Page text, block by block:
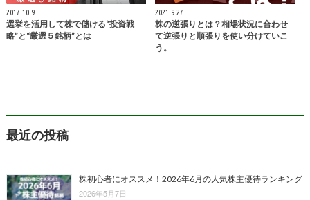
2017.10.9
選挙を活用して株で儲ける“投資戦
略”と“厳選５銘柄”とは
2021.9.27
株の逆張りとは？相場状況に合わせ
て逆張りと順張りを使い分けていこ
う。
最近の投稿
株初心者にオススメ！2026年6月の人気株主優待ランキング
2026年5月7日